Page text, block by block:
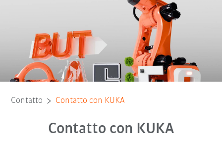
Contatto Contatto con KUKA
Contatto con KUKA